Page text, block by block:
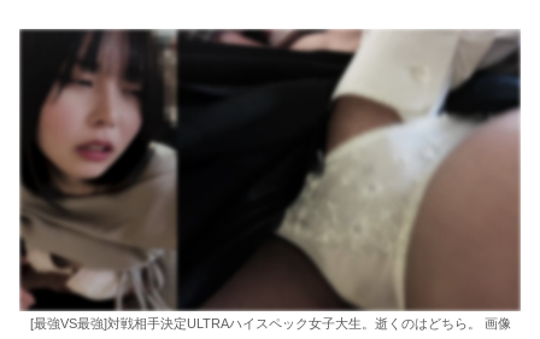
[最強VS最強]対戦相手決定ULTRAハイスペック女子大生。逝くのはどちら。 画像